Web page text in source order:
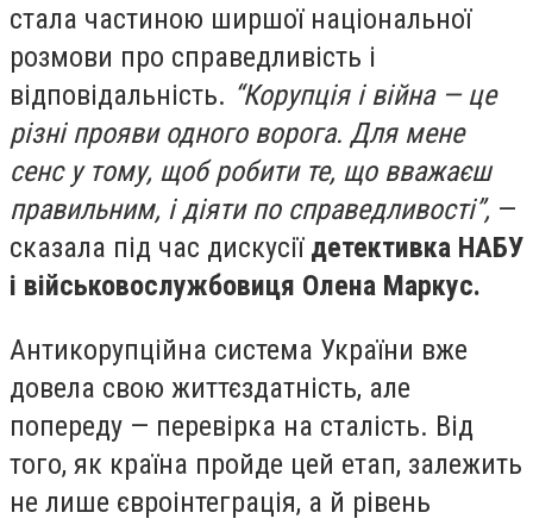
стала частиною ширшої національної
розмови про справедливість і
відповідальність. “Корупція і війна — це
різні прояви одного ворога. Для мене
сенс у тому, щоб робити те, що вважаєш
правильним, і діяти по справедливості”, —
сказала під час дискусії детективка НАБУ
і військовослужбовиця Олена Маркус.
Антикорупційна система України вже
довела свою життєздатність, але
попереду — перевірка на сталість. Від
того, як країна пройде цей етап, залежить
не лише євроінтеграція, а й рівень